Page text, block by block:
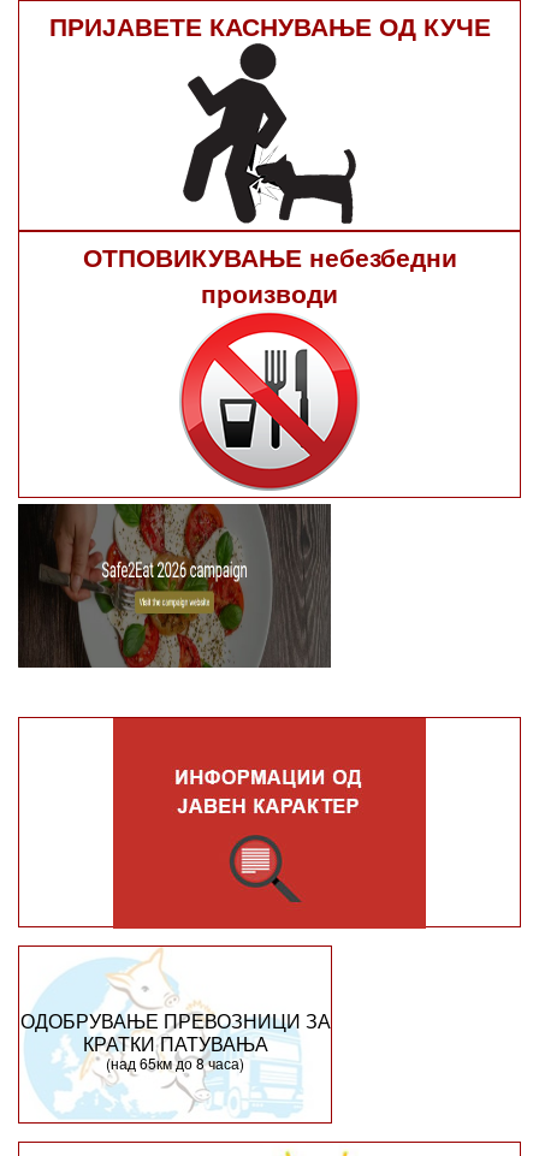
ПРИЈАВЕТЕ КАСНУВАЊЕ ОД КУЧЕ
ОТПОВИКУВАЊЕ небезбедни
производи
ОДОБРУВАЊЕ ПРЕВОЗНИЦИ ЗА
КРАТКИ ПАТУВАЊА
(над 65км до 8 часа)